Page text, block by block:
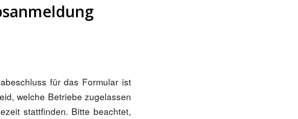
für das Formular ist
welche Betriebe zugelassen
stattfinden. Bitte beachtet,